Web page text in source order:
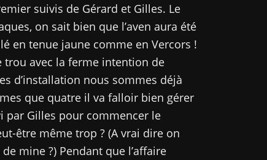
suivis de Gérard et Gilles. Le
on sait bien que l’aven aura été
en tenue jaune comme en Vercors !
avec la ferme intention de
d’installation nous sommes déjà
que quatre il va falloir bien gérer
par Gilles pour commencer le
être même trop ? (A vrai dire on
mine ?) Pendant que l’affaire